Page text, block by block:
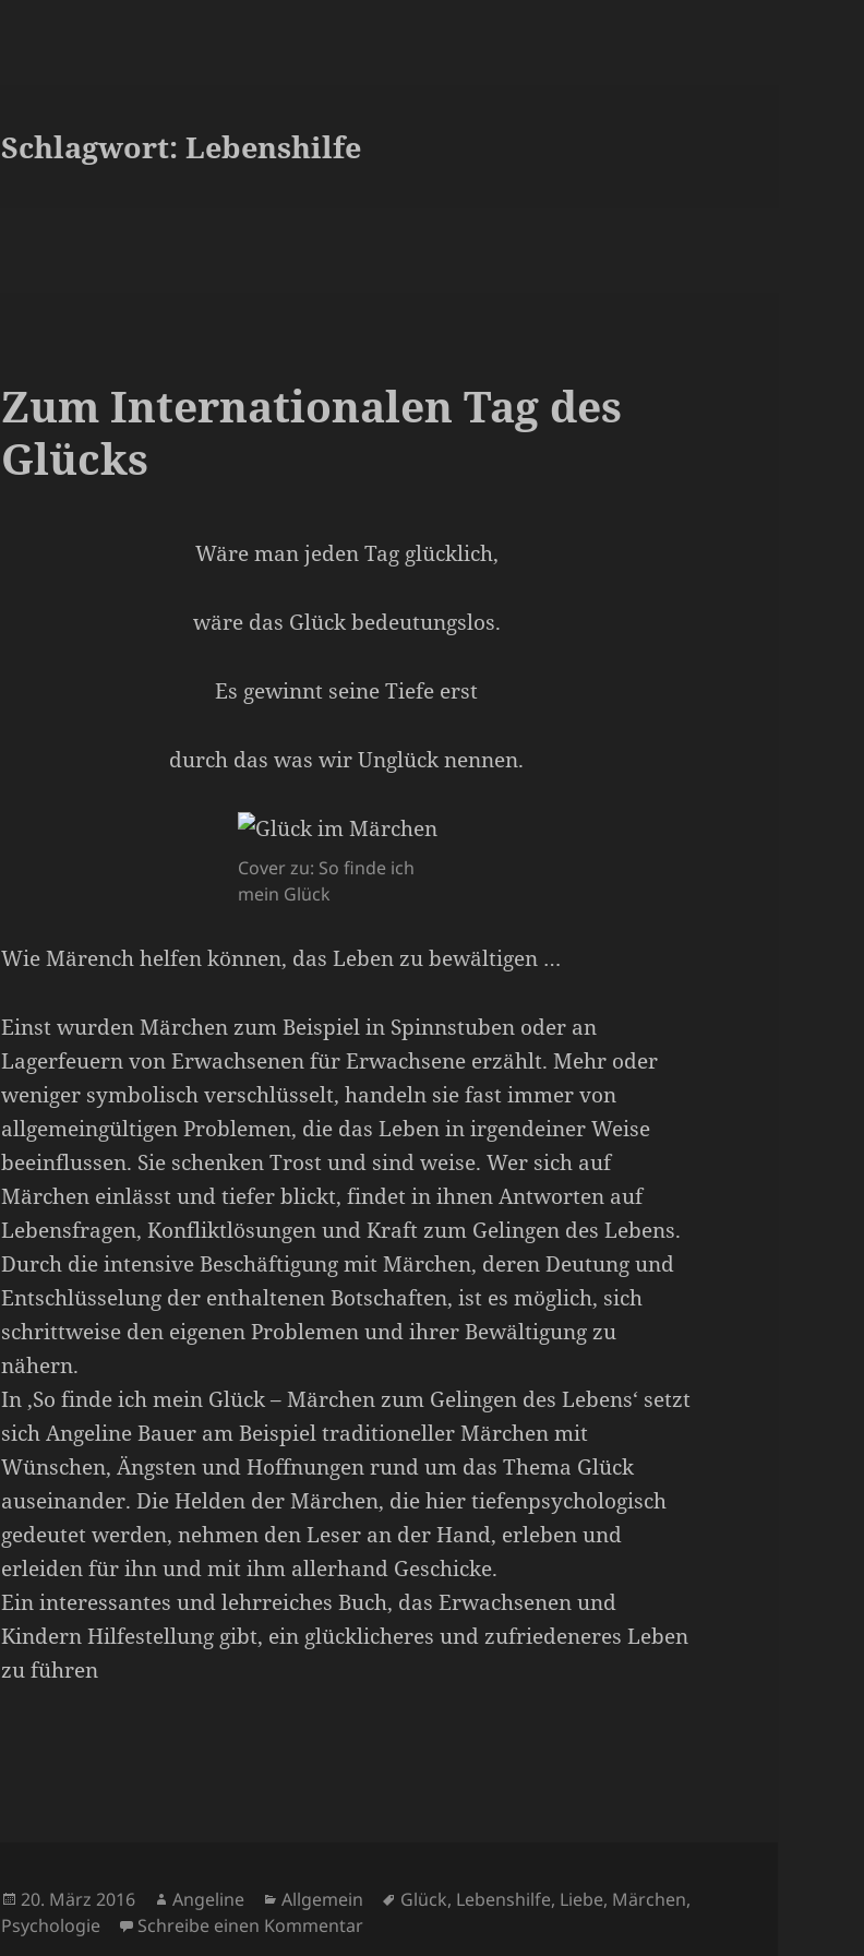
Schlagwort:Lebenshilfe
Zum Internationalen Tag des
Glücks
Wäre man jeden Tag glücklich,
wäre das Glück bedeutungslos.
Es gewinnt seine Tiefe erst
durch das was wir Unglück nennen.
Cover zu: So finde ich
mein Glück
Wie Märench helfen können, das Leben zu bewältigen …
Einst wurden Märchen zum Beispiel in Spinnstuben oder an
Lagerfeuern von Erwachsenen für Erwachsene erzählt. Mehr oder
weniger symbolisch verschlüsselt, handeln sie fast immer von
allgemeingültigen Problemen, die das Leben in irgendeiner Weise
beeinflussen. Sie schenken Trost und sind weise. Wer sich auf
Märchen einlässt und tiefer blickt, findet in ihnen Antworten auf
Lebensfragen, Konfliktlösungen und Kraft zum Gelingen des Lebens.
Durch die intensive Beschäftigung mit Märchen, deren Deutung und
Entschlüsselung der enthaltenen Botschaften, ist es möglich, sich
schrittweise den eigenen Problemen und ihrer Bewältigung zu
nähern.
In ‚So finde ich mein Glück – Märchen zum Gelingen des Lebens‘ setzt
sich Angeline Bauer am Beispiel traditioneller Märchen mit
Wünschen, Ängsten und Hoffnungen rund um das Thema Glück
auseinander. Die Helden der Märchen, die hier tiefenpsychologisch
gedeutet werden, nehmen den Leser an der Hand, erleben und
erleiden für ihn und mit ihm allerhand Geschicke.
Ein interessantes und lehrreiches Buch, das Erwachsenen und
Kindern Hilfestellung gibt, ein glücklicheres und zufriedeneres Leben
zu führen
Veröffentlicht
am
20. März 2016 Autor
Angeline Kategorien
Allgemein Schlagwörter
Glück, Lebenshilfe, Liebe, Märchen,
Psychologie
Schreibe einen Kommentarzu Zum Internationalen Tag des Glücks